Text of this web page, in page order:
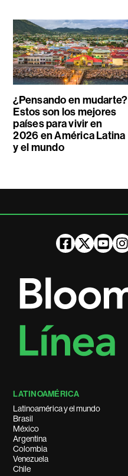
¿Pensando en mudarte?
Estos son los mejores
países para vivir en
2026 en América Latina
y el mundo
LATINOAMÉRICA
Latinoamérica y el mundo
Brasil
México
Argentina
Colombia
Venezuela
Chile